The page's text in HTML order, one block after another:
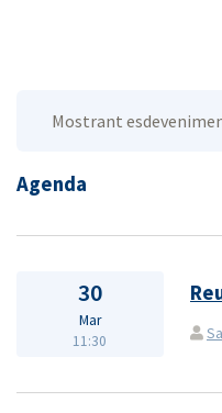
Mostrant
Agenda
30
Mar
11:30